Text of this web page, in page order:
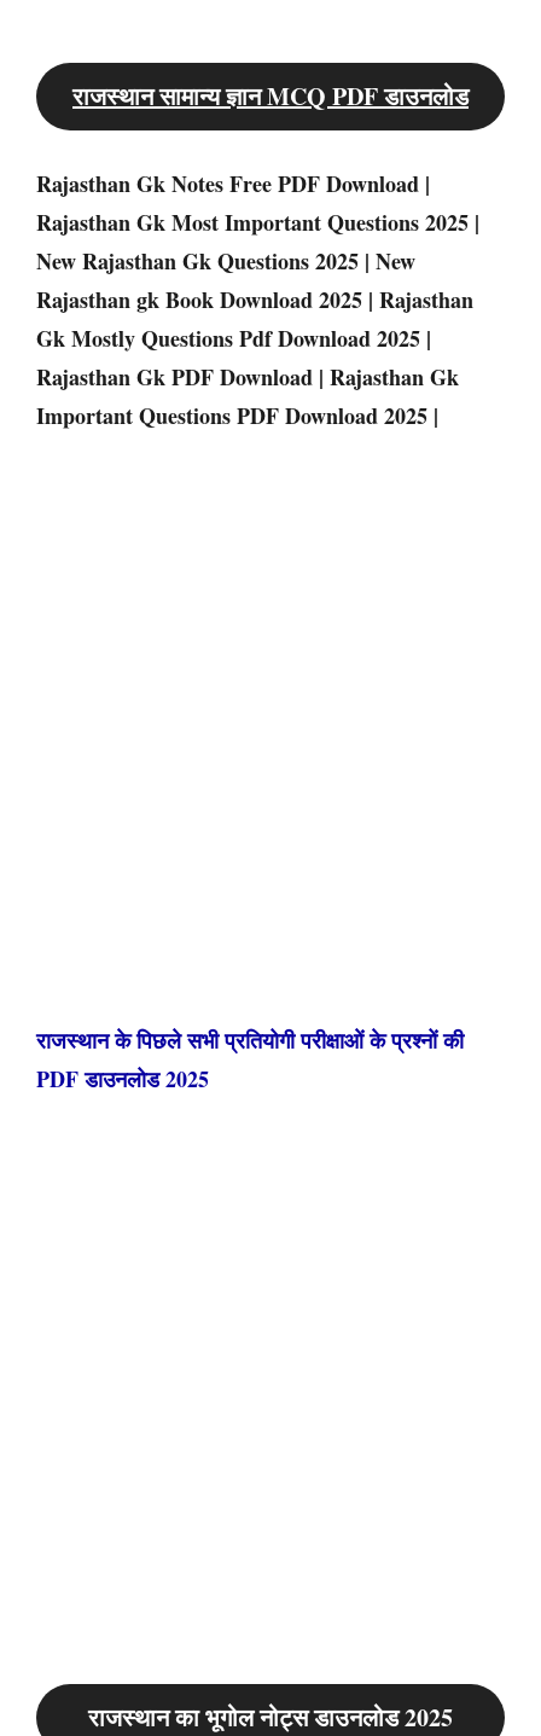
राजस्थान सामान्य ज्ञान MCQ PDF डाउनलोड
Rajasthan Gk Notes Free PDF Download |
Rajasthan Gk Most Important Questions 2025 |
New Rajasthan Gk Questions 2025 | New
Rajasthan gk Book Download 2025 | Rajasthan
Gk Mostly Questions Pdf Download 2025 |
Rajasthan Gk PDF Download | Rajasthan Gk
Important Questions PDF Download 2025 |
राजस्थान के पिछले सभी प्रतियोगी परीक्षाओं के प्रश्नों की
PDF डाउनलोड 2025
राजस्थान का भूगोल नोट्स डाउनलोड 2025